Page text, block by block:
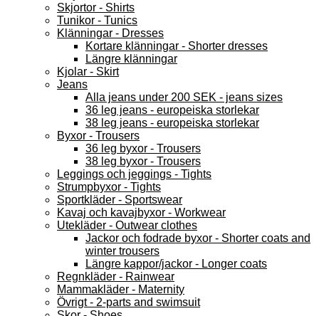
Skjortor - Shirts
Tunikor - Tunics
Klänningar - Dresses
Kortare klänningar - Shorter dresses
Längre klänningar
Kjolar - Skirt
Jeans
Alla jeans under 200 SEK - jeans sizes
36 leg jeans - europeiska storlekar
38 leg jeans - europeiska storlekar
Byxor - Trousers
36 leg byxor - Trousers
38 leg byxor - Trousers
Leggings och jeggings - Tights
Strumpbyxor - Tights
Sportkläder - Sportswear
Kavaj och kavajbyxor - Workwear
Utekläder - Outwear clothes
Jackor och fodrade byxor - Shorter coats and
winter trousers
Längre kappor/jackor - Longer coats
Regnkläder - Rainwear
Mammakläder - Maternity
Övrigt - 2-parts and swimsuit